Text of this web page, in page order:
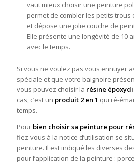
vaut mieux choisir une peinture
permet de combler les petits trous
et dépose une jolie couche de
Elle présente une longévité de 10
avec le temps.
Si vous ne voulez pas vous ennuyer
spéciale et que votre baignoire
vous pouvez choisir la résine
cas, c’est un produit 2 en 1 qui ré-
temps.
Pour bien choisir sa peinture pour
fiez-vous à la notice d’utilisation se
peinture. Il est indiqué les diverses
pour l’application de la peinture :